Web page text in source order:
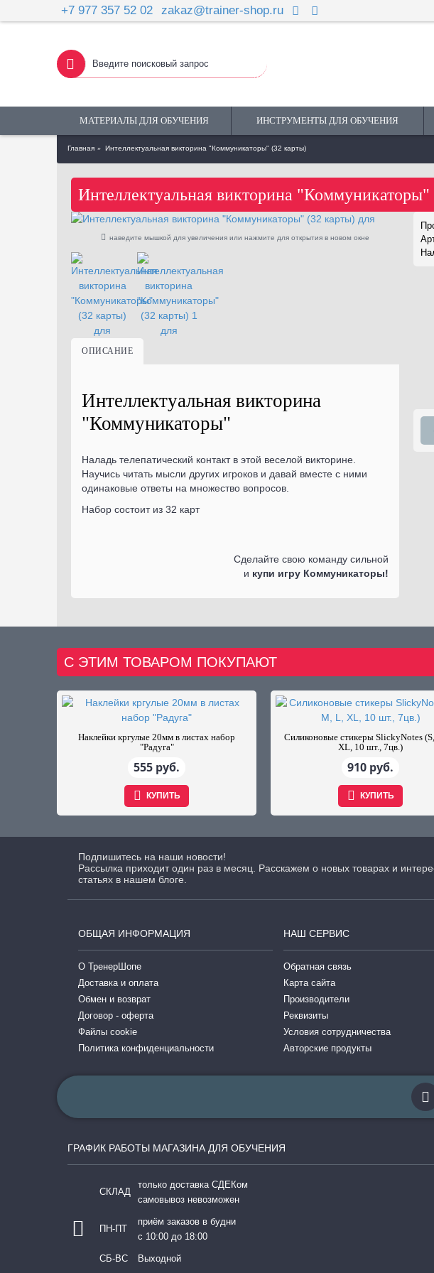
+7 977 357 52 02 zakaz@trainer-shop.ru
МАТЕРИАЛЫ ДЛЯ ОБУЧЕНИЯ ИНСТРУМЕНТЫ ДЛЯ ОБУЧЕНИЯ
Главная Интеллектуальная викторина "Коммуникаторы" (32 карты)
Интеллектуальная викторина
наведите мышкой для увеличения или нажмите для открытия в новом окне
ОПИСАНИЕ
Интеллектуальная викторина
"Коммуникаторы"
Наладь телепатический контакт в этой веселой викторине.
Научись читать мысли других игроков и давай вместе с ними
одинаковые ответы на множество вопросов.
Набор состоит из 32 карт
Сделайте свою команду сильной
и купи игру Коммуникаторы!
С ЭТИМ ТОВАРОМ ПОКУПАЮТ
Наклейки кргулые 20мм в листах набор
"Радуга"
555 руб.
КУПИТЬ
Силиконовые стикеры SlickyNotes
XL, 10 шт., 7цв.)
910 руб.
КУПИТЬ
Подпишитесь на наши новости!
Рассылка приходит один раз в месяц. Расскажем о новых товарах и
статьях в нашем блоге.
ОБЩАЯ ИНФОРМАЦИЯ
О ТренерШопе
Доставка и оплата
Обмен и возврат
Договор - оферта
Файлы cookie
Политика конфиденциальности
НАШ СЕРВИС
Обратная связь
Карта сайта
Производители
Реквизиты
Условия сотрудничества
Авторские продукты
ГРАФИК РАБОТЫ МАГАЗИНА ДЛЯ ОБУЧЕНИЯ
СКЛАД
только доставка СДЕКом
самовывоз невозможен
ПН-ПТ
приём заказов в будни
с 10:00 до 18:00
СБ-ВС Выходной